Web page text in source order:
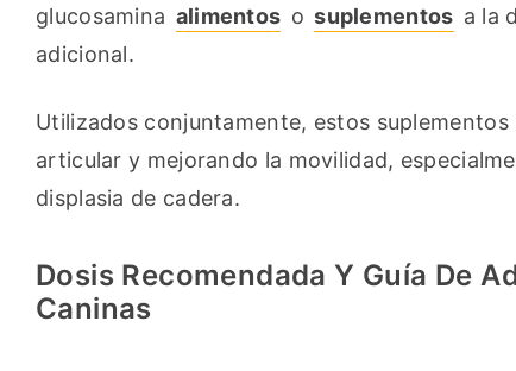
glucosamina alimentos o suplementos a la
adicional.
Utilizados conjuntamente, estos
articular y mejorando la movilidad,
displasia de cadera.
Dosis Recomendada Y Guía De
Caninas